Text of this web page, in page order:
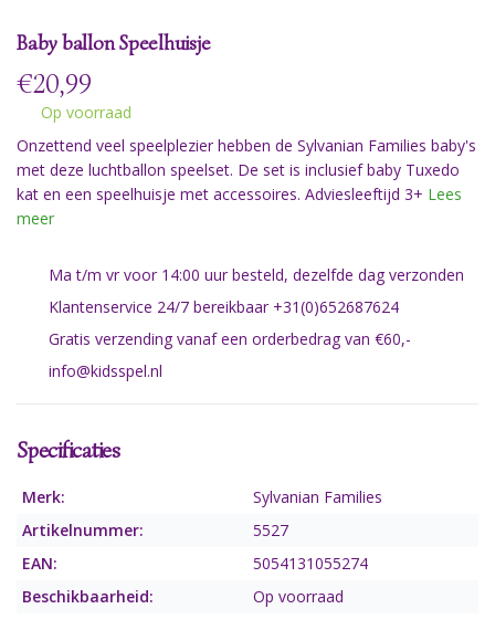
Baby ballon Speelhuisje
€20,99
Op voorraad
Onzettend veel speelplezier hebben de Sylvanian Families baby's
met deze luchtballon speelset. De set is inclusief baby Tuxedo
kat en een speelhuisje met accessoires. Adviesleeftijd 3+ Lees
meer
Ma t/m vr voor 14:00 uur besteld, dezelfde dag verzonden
Klantenservice 24/7 bereikbaar +31(0)652687624
Gratis verzending vanaf een orderbedrag van €60,-
info@kidsspel.nl
Specificaties
Merk:
Sylvanian Families
Artikelnummer:
5527
EAN:
5054131055274
Beschikbaarheid:
Op voorraad